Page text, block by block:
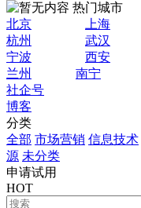
热门城市
北京
上海
杭州
武汉
宁波
西安
兰州
南宁
社企号
博客
分类
全部 市场营销 信息技术
源 未分类
申请试用
HOT